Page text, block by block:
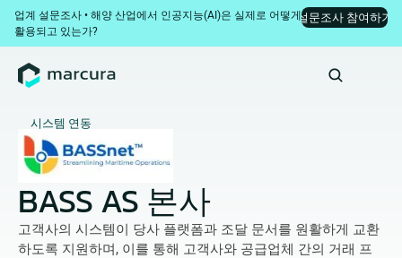
업계 설문조사 • 해양 산업에서 인공지능(AI)은 실제로 어떻게
활용되고 있는가?
설문조사 참여하기
시스템 연동
BASS AS 본사
고객사의 시스템이 당사 플랫폼과 조달 문서를 원활하게 교환
하도록 지원하며, 이를 통해 고객사와 공급업체 간의 거래 프